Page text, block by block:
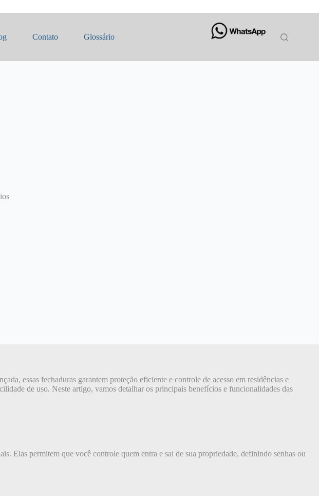
Contato Glossário
essas fechaduras garantem proteção eficiente e controle de acesso em residências e
de uso. Neste artigo, vamos detalhar os principais benefícios e funcionalidades das
Elas permitem que você controle quem entra e sai de sua propriedade, definindo senhas ou